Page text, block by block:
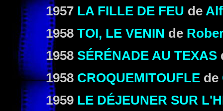
1957 LA FILLE DE FEU de
1958 TOI, LE VENIN de
1958 SÉRÉNADE AU TEXAS
1958 CROQUEMITOUFLE de
1959 LE DÉJEUNER SUR